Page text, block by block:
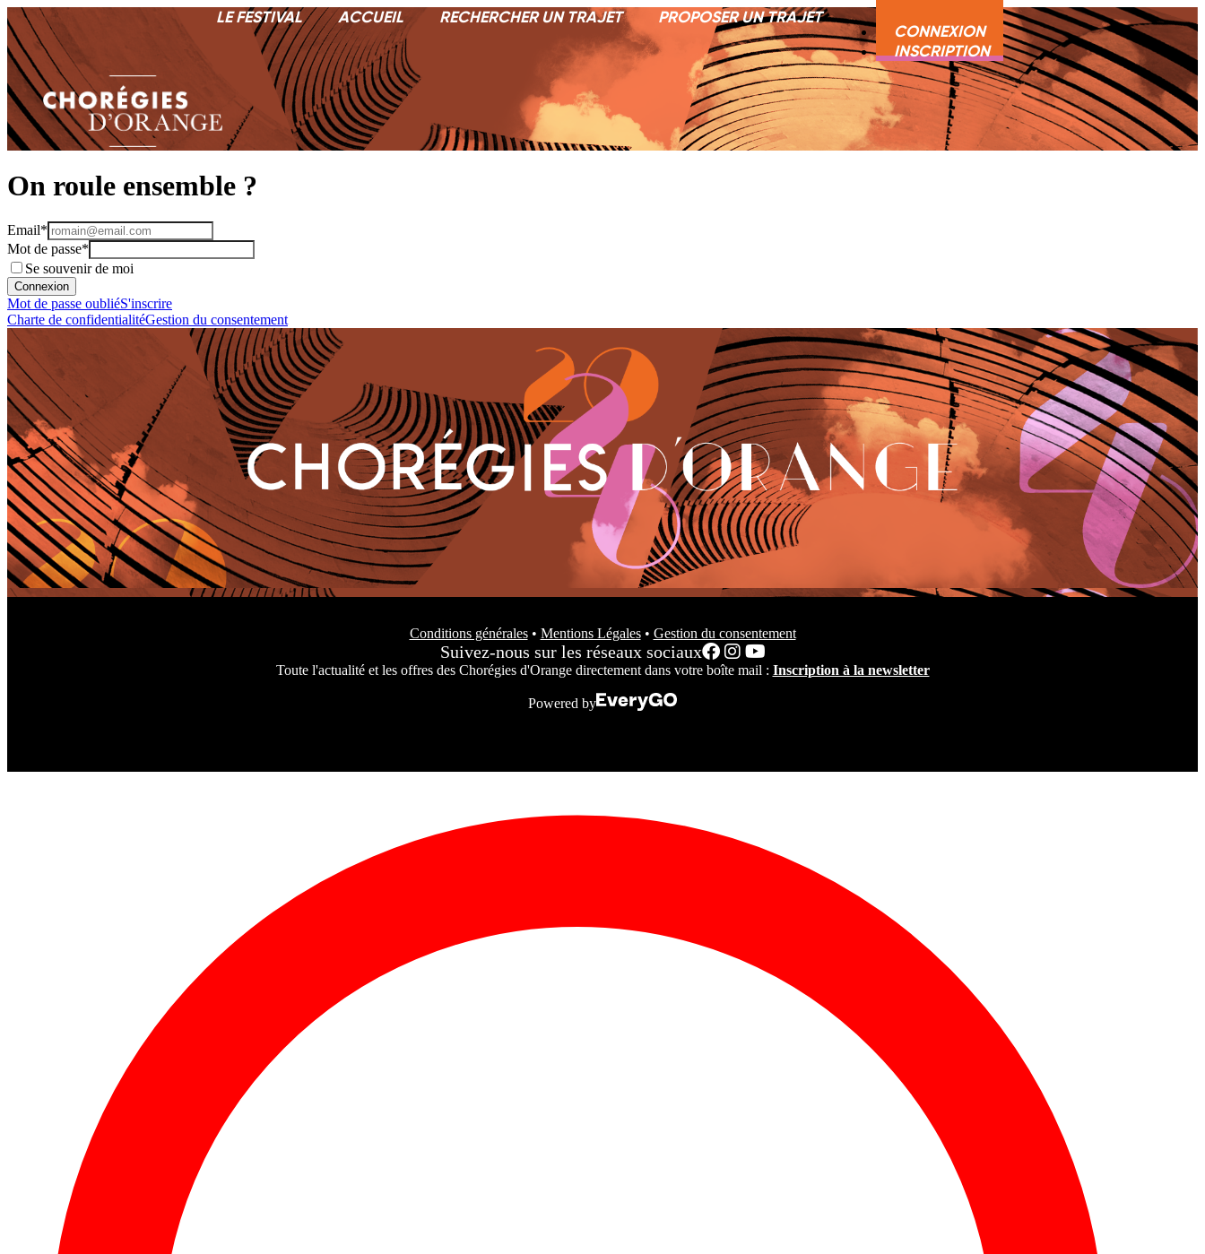
LE FESTIVAL ACCUEIL RECHERCHER UN TRAJET PROPOSER UN TRAJET
CONNEXION
INSCRIPTION
On roule ensemble ?
Email*
Mot de passe*
Se souvenir de moi
Connexion
Mot de passe oubliéS'inscrire
Charte de confidentialitéGestion du consentement
Conditions générales• Mentions Légales• Gestion du consentement
Suivez-nous sur les réseaux sociaux
Toute l'actualité et les offres des Chorégies d'Orange directement dans votre boîte mail : Inscription à la newsletter
Powered by